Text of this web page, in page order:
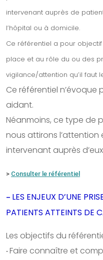
intervenant auprès de
l’hôpital ou à domicile.
Ce référentiel a pour
place et au rôle du ou des
vigilance/attention qu’il faut
Ce référentiel
aidant.
Néanmoins, ce type de
nous attirons
intervenant auprès
> Consulter le référentiel
– LES ENJEUX D’UNE
PATIENTS ATTEINTS DE
Les objectifs du
• Faire connaître et